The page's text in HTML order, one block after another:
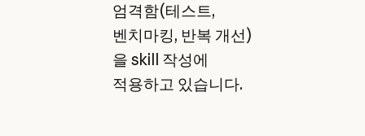
엄격함(테스트,
벤치마킹, 반복 개선)
을 skill 작성에
적용하고 있습니다.